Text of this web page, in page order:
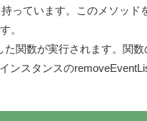
っています。このメソッ
。
関数が実行されます。関数
スタンスの